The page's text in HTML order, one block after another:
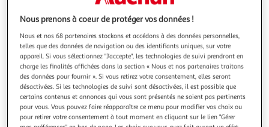
précédente
suivante
APPLE
Etui Smart Folio iPad Pro 11' (M4) - Noir
La durée de garantie est de 2 ans. Modèle(s) tablette(s)
compatible(s) Modèle(s) compatible(s) iPad Pro 11 (2024)
Esthétique Type Etui Appareil compatible Tablette tactile
Marque compatible Apple Coloris intérieur Noir Coloris
En savoir +
Vendu par2KINGS
Nous prenons à coeur de protéger vos données !
Nous et nos 68 partenaires stockons et accédons à des données personnelles,
telles que des données de navigation ou des identifiants uniques, sur votre
appareil. Si vous sélectionnez "J'accepte", les technologies de suivi prendront en
charge les finalités affichées dans la section « Nous et nos partenaires traitons
des données pour fournir ». Si vous retirez votre consentement, elles seront
désactivées. Si les technologies de suivi sont désactivées, il est possible que
certains contenus et annonces qui vous sont présentés ne soient pas pertinents
pour vous. Vous pouvez faire réapparaître ce menu pour modifier vos choix ou
pour retirer votre consentement à tout moment en cliquant sur le lien "Gérer